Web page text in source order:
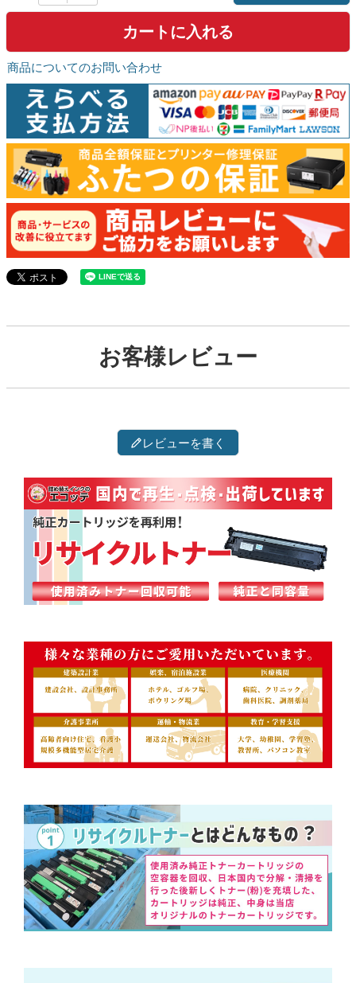
カートに入れる
商品についてのお問い合わせ
お客様レビュー
レビューを書く